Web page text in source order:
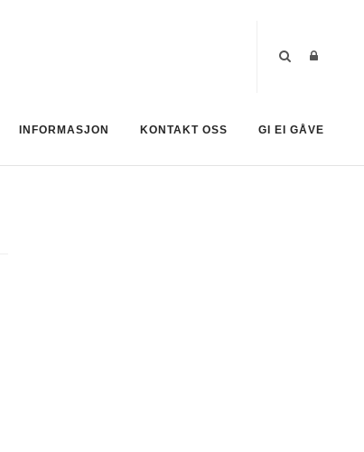
INFORMASJON KONTAKT OSS GI EI GÅVE